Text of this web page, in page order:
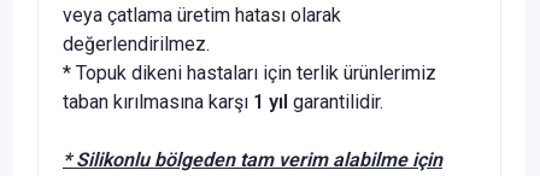
veya çatlama üretim hatası olarak
değerlendirilmez.
* Topuk dikeni hastaları için terlik ürünlerimiz
taban kırılmasına karşı 1 yıl garantilidir.
* Silikonlu bölgeden tam verim alabilme için